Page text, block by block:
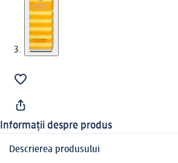
Informații despre produs
Descrierea produsului